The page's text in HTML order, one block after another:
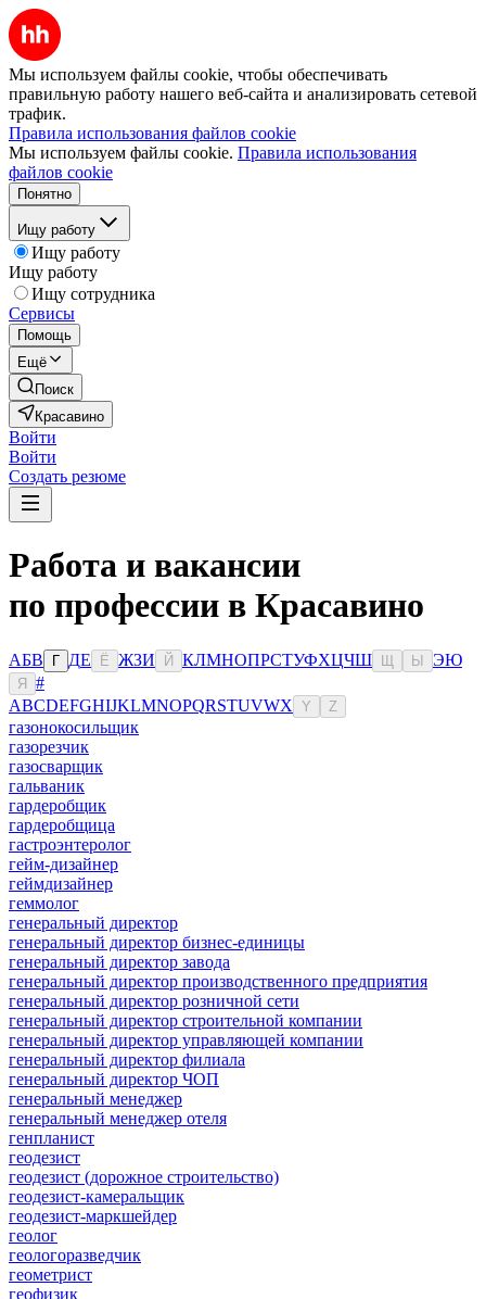
Мы используем файлы cookie, чтобы обеспечивать
правильную работу нашего веб-сайта и анализировать сетевой
трафик.
Правила использования файлов cookie
Мы используем файлы cookie. Правила использования
файлов cookie
Понятно
Ищу работу
Ищу работу
Ищу работу
Ищу сотрудника
Сервисы
Помощь
Ещё
Поиск
Красавино
Войти
Войти
Создать резюме
Работа и вакансии
по профессии в Красавино
АБВ Г ДЕ Ё ЖЗИ Й КЛМНОПРСТУФХЦЧШ Ы ЭЮ
Я
#
ABCDEFGHIJKLMNOPQRSTUVWX Y Z
газонокосильщик
газорезчик
газосварщик
гальваник
гардеробщик
гардеробщица
гастроэнтеролог
гейм-дизайнер
геймдизайнер
геммолог
генеральный директор
генеральный директор бизнес-единицы
генеральный директор завода
генеральный директор производственного предприятия
генеральный директор розничной сети
генеральный директор строительной компании
генеральный директор управляющей компании
генеральный директор филиала
генеральный директор ЧОП
генеральный менеджер
генеральный менеджер отеля
генпланист
геодезист
геодезист (дорожное строительство)
геодезист-камеральщик
геодезист-маркшейдер
геолог
геологоразведчик
геометрист
геофизик